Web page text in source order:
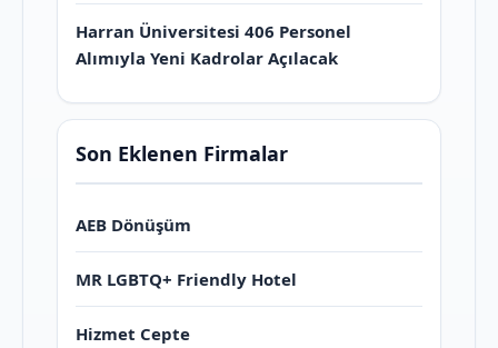
Harran Üniversitesi 406 Personel
Alımıyla Yeni Kadrolar Açılacak
Son Eklenen Firmalar
AEB Dönüşüm
MR LGBTQ+ Friendly Hotel
Hizmet Cepte